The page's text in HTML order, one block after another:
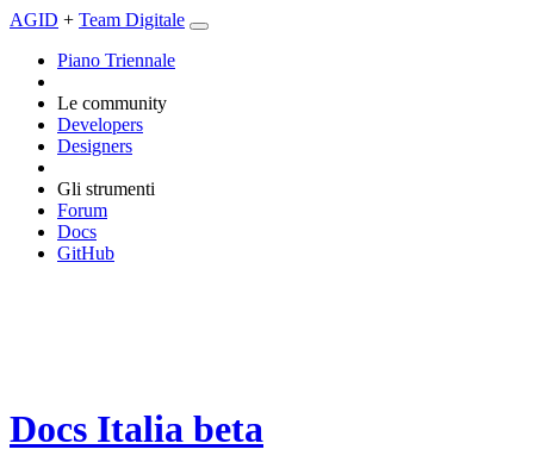
AGID + Team Digitale
Piano Triennale
Le community
Developers
Designers
Gli strumenti
Forum
Docs
GitHub
Docs Italia beta